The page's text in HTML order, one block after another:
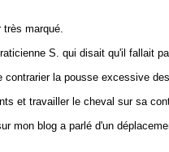
très marqué.
S. qui disait qu'il fallait
contrarier la pousse excessive
et travailler le cheval sur sa
mon blog a parlé d'un